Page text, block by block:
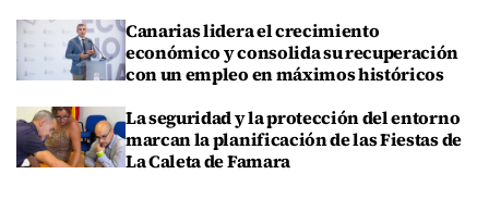
Canarias lidera el crecimiento
económico y consolida su recuperación
con un empleo en máximos históricos
La seguridad y la protección del entorno
marcan la planificación de las Fiestas de
La Caleta de Famara